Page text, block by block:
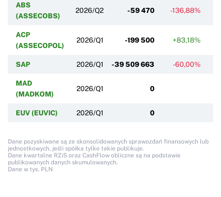
ABS
(ASSECOBS)
2026/Q2 -59 470 -136,88%
ACP
(ASSECOPOL)
2026/Q1 -199 500 +83,18%
SAP 2026/Q1 -39 509 663 -60,00%
MAD
(MADKOM)
2026/Q1 0
EUV (EUVIC) 2026/Q1 0
Dane pozyskiwane są ze skonsolidowanych sprawozdań finansowych lub
jednostkowych, jeśli spółka tylko takie publikuje.
Dane kwartalne RZiS oraz CashFlow obliczne są na podstawie
publikowanych danych skumulowanych.
Dane w tys. PLN